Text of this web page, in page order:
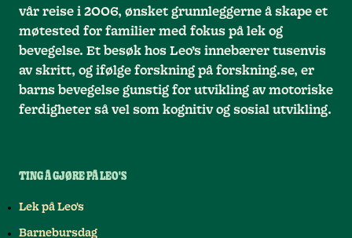
vår reise i 2006, ønsket grunnleggerne å skape et
møtested for familier med fokus på lek og
bevegelse. Et besøk hos Leo’s innebærer tusenvis
av skritt, og ifølge forskning på forskning.se, er
barns bevegelse gunstig for utvikling av motoriske
ferdigheter så vel som kognitiv og sosial utvikling.
TING Å GJØRE PÅ LEO'S
Lek på Leo's
Barnebursdag